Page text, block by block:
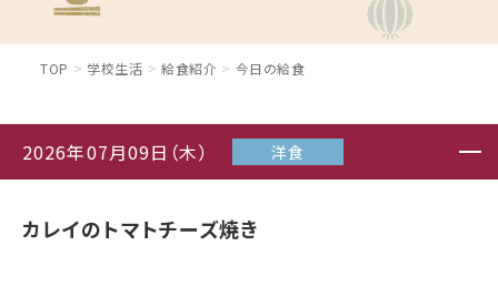
TOP 学校生活 給食紹介 今日の給食
2026年07月09日（木） 洋食
カレイのトマトチーズ焼き